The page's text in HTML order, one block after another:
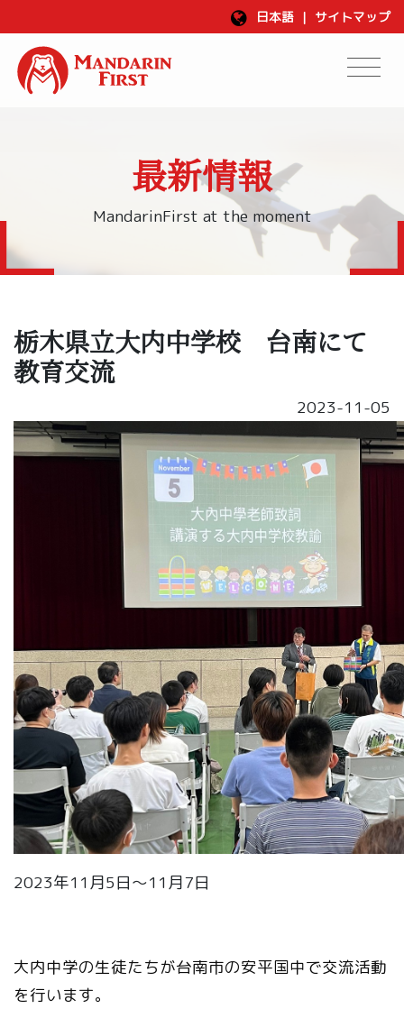
日本語 | サイトマップ
最新情報
MandarinFirst at the moment
栃木県立大内中学校 台南にて
教育交流
2023-11-05
2023年11月5日～11月7日
大内中学の生徒たちが台南市の安平国中で交流活動
を行います。